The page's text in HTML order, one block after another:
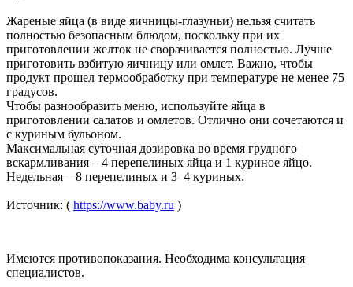
Жареные яйца (в виде яичницы-глазуньи) нельзя считать
полностью безопасным блюдом, поскольку при их
приготовлении желток не сворачивается полностью. Лучше
приготовить взбитую яичницу или омлет. Важно, чтобы
продукт прошел термообработку при температуре не менее 75
градусов.
Чтобы разнообразить меню, используйте яйца в
приготовлении салатов и омлетов. Отлично они сочетаются и
с куриным бульоном.
Максимальная суточная дозировка во время грудного
вскармливания – 4 перепелиных яйца и 1 куриное яйцо.
Недельная – 8 перепелиных и 3–4 куриных.
Источник: ( https://www.baby.ru )
Имеются противопоказания. Необходима консультация
специалистов.